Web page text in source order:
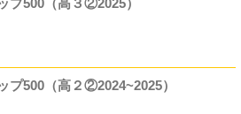
プ500（高２②2024~2025）